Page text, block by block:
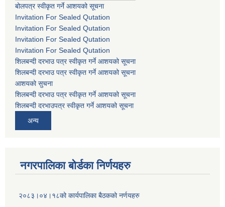
बोलपत्र स्वीकृत गर्ने आशयको सूचना
Invitation For Sealed Qutation
Invitation For Sealed Qutation
Invitation For Sealed Qutation
Invitation For Sealed Qutation
शिलबन्दी दरभाउ पत्र स्वीकृत गर्ने आशयको सूचना
शिलबन्दी दरभाउ पत्र स्वीकृत गर्ने आशयको सूचना
आशयको सुचना
शिलबन्दी दरभाउ पत्र स्वीकृत गर्ने आशयको सूचना
शिलबन्दी दरभाउपत्र स्वीकृत गर्ने आशयको सूचना
अन्य
नगरपालिका बोर्डका निर्णयहरु
२०८३।०४।१८को कार्यपालिका बैठकको नर्णयहरु